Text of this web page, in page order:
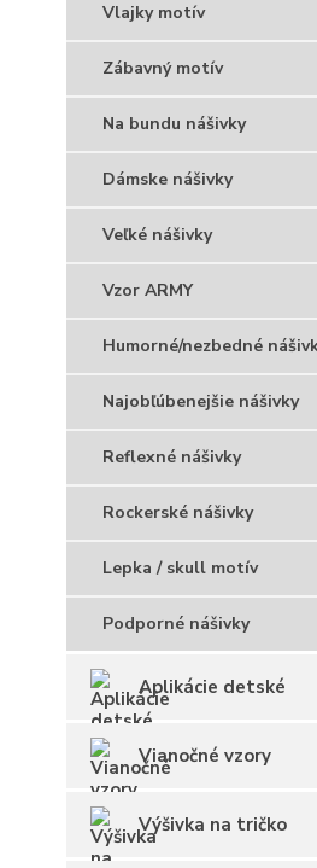
Vlajky motív
Zábavný motív
Na bundu nášivky
Dámske nášivky
Veľké nášivky
Vzor ARMY
Humorné/nezbedné
Najobľúbenejšie nášivky
Reflexné nášivky
Rockerské nášivky
Lepka / skull motív
Podporné nášivky
Aplikácie detské
Vianočné vzory
Výšivka na tričko